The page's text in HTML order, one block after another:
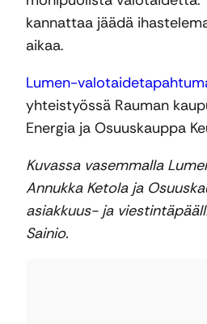
kannattaa jäädä
aikaa.
Lumen-
yhteistyössä Rauman
Energia ja Osuuskauppa
Kuvassa vasemmalla
Annukka Ketola ja
asiakkuus- ja
Sainio.